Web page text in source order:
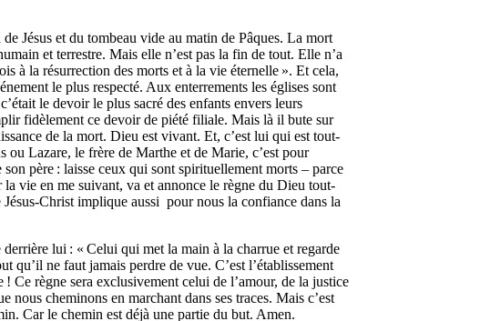
Jésus et du tombeau vide au matin de Pâques. La mort
et terrestre. Mais elle n’est pas la fin de tout. Elle n’a
à la résurrection des morts et à la vie éternelle ». Et cela,
le plus respecté. Aux enterrements les églises sont
le devoir le plus sacré des enfants envers leurs
fidèlement ce devoir de piété filiale. Mais là il bute sur
de la mort. Dieu est vivant. Et, c’est lui qui est tout-
Lazare, le frère de Marthe et de Marie, c’est pour
père : laisse ceux qui sont spirituellement morts – parce
vie en me suivant, va et annonce le règne du Dieu tout-
Christ implique aussi pour nous la confiance dans la
lui : « Celui qui met la main à la charrue et regarde
qu’il ne faut jamais perdre de vue. C’est l’établissement
Ce règne sera exclusivement celui de l’amour, de la justice
cheminons en marchant dans ses traces. Mais c’est
Car le chemin est déjà une partie du but. Amen.